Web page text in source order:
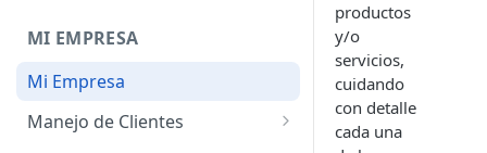
Sistema
Administrador de Tablas de
Cobrar
Importador de Cuentas por
Pagar
MI EMPRESA
Mi Empresa
Manejo de Clientes
productos
y/o
servicios,
cuidando
con detalle
cada una